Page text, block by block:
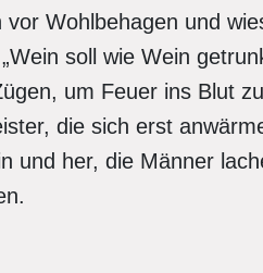
Wohlbehagen und
soll wie Wein
um Feuer ins Blut
die sich erst
und her, die Männer